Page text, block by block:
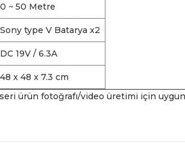
0 ~ 50 Metre
Sony type V Batarya x2
DC 19V / 6.3A
48 x 48 x 7.3 cm
ürün fotoğrafı/video üretimi için